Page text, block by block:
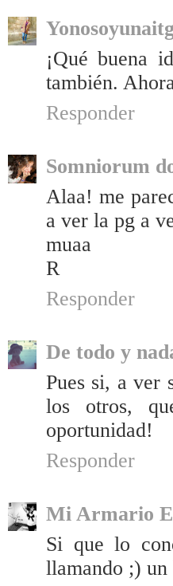
¡Qué buena
también.
Responder
Somniorum
Alaa! me
a ver la pg a
muaa
R
Responder
De todo y
Pues si, a ver
los otros,
oportunidad!
Responder
Mi Armario
Si que lo
llamando ;)